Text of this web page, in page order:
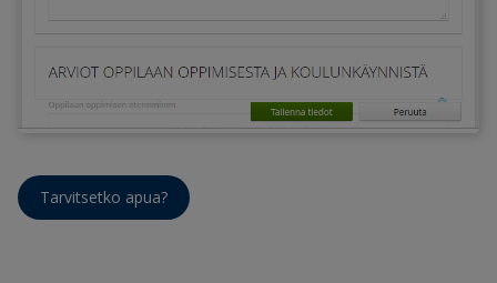
Tarvitsetko apua?